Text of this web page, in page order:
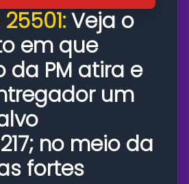
Veja o
em que
da PM atira e
um
no meio da
fortes